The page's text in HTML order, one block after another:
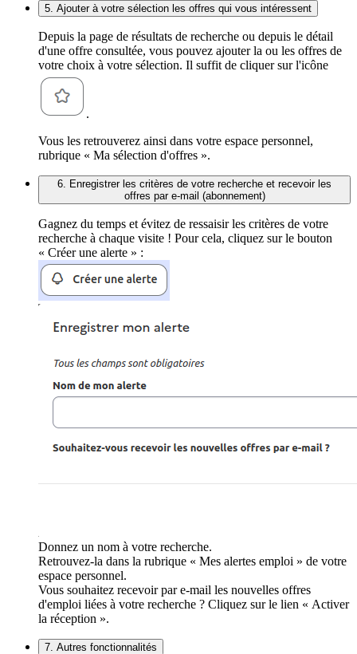
5. Ajouter à votre sélection les offres qui vous intéressent
Depuis la page de résultats de recherche ou depuis le détail
d'une offre consultée, vous pouvez ajouter la ou les offres de
votre choix à votre sélection. Il suffit de cliquer sur l'icône
.
Vous les retrouverez ainsi dans votre espace personnel,
rubrique « Ma sélection d'offres ».
6. Enregistrer les critères de votre recherche et recevoir les
offres par e-mail (abonnement)
Gagnez du temps et évitez de ressaisir les critères de votre
recherche à chaque visite ! Pour cela, cliquez sur le bouton
« Créer une alerte » :
Donnez un nom à votre recherche.
Retrouvez-la dans la rubrique « Mes alertes emploi » de votre
espace personnel.
Vous souhaitez recevoir par e-mail les nouvelles offres
d'emploi liées à votre recherche ? Cliquez sur le lien « Activer
la réception ».
7. Autres fonctionnalités